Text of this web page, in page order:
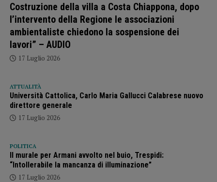
Costruzione della villa a Costa Chiappona, dopo
l’intervento della Regione le associazioni
ambientaliste chiedono la sospensione dei
lavori” – AUDIO
17 Luglio 2026
ATTUALITÀ
Università Cattolica, Carlo Maria Gallucci Calabrese nuovo
direttore generale
17 Luglio 2026
POLITICA
Il murale per Armani avvolto nel buio, Trespidi:
“Intollerabile la mancanza di illuminazione”
17 Luglio 2026